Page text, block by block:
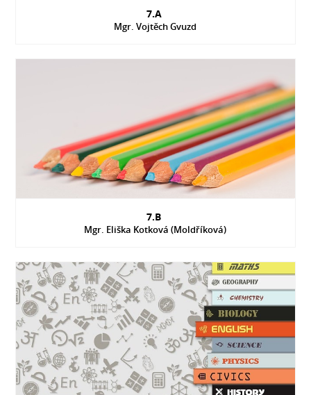
7.A
Mgr. Vojtěch Gvuzd
7.B
Mgr. Eliška Kotková (Moldříková)